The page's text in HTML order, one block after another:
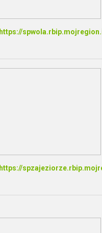
https://
https://